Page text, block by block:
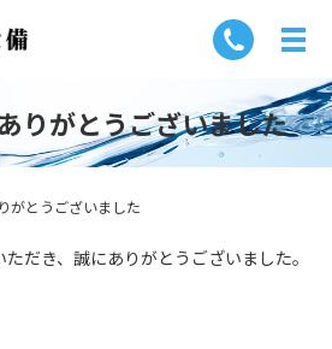
りがとうございました
がとうございました
だき、誠にありがとうございました。